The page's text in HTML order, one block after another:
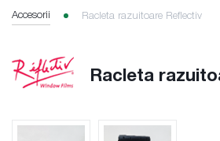
Accesorii Racleta razuitoare Reflectiv
Racleta